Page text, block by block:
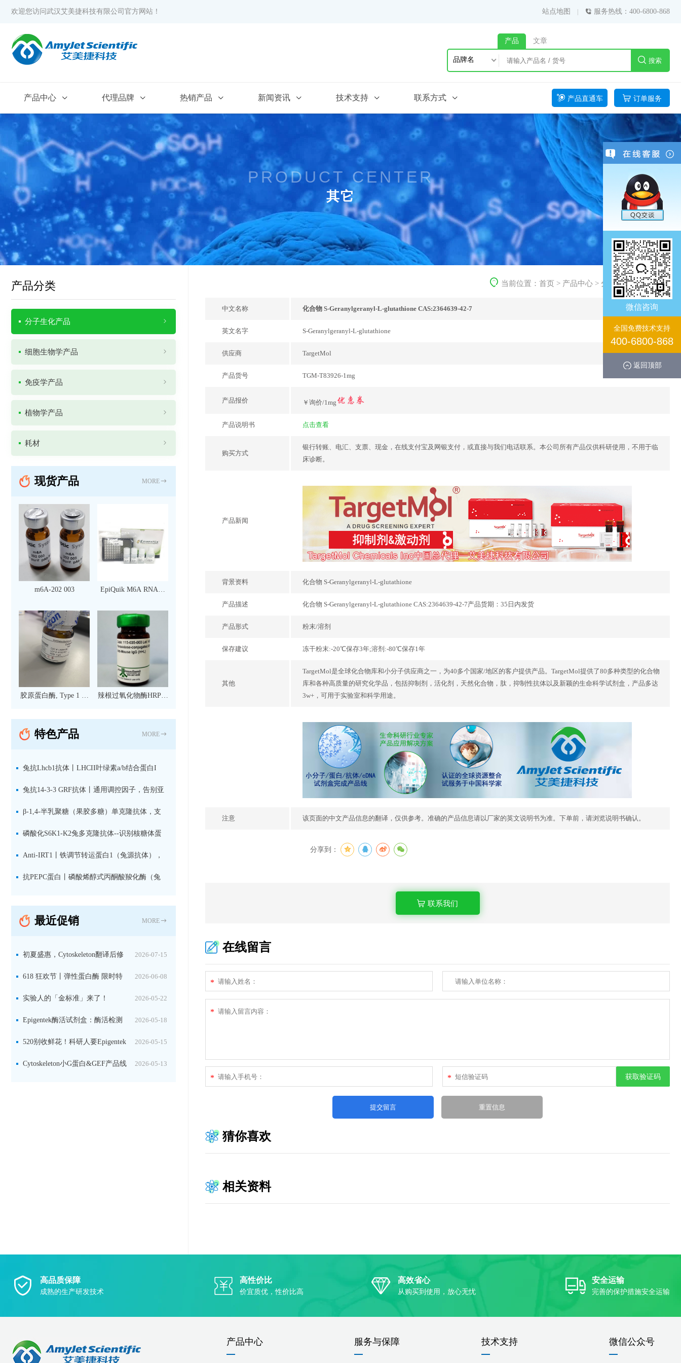
欢迎您访问武汉艾美捷科技有限公司官方网站！ 站点地图 服务热线：400-6800-868
产品 文章
品牌名 搜索
产品中心 代理品牌 热销产品 新闻资讯 技术支持 联系方式 产品直通车 订单服务
PRODUCT CENTER
其它
当前位置： 首页 > 产品中心 > 分子生化产品>其它
中文名称 化合物 S-Geranylgeranyl-L-glutathione CAS:2364639-42-7
英文名字 S-Geranylgeranyl-L-glutathione
供应商 TargetMol
产品货号 TGM-T83926-1mg
产品报价 ￥询价/1mg
产品说明书 点击查看
购买方式
银行转账、电汇、支票、现金，在线支付宝及网银支付，或直接与我们电话联系。本公司所有产品仅供科研使用，不用于临
床诊断。
产品新闻
背景资料 化合物 S-Geranylgeranyl-L-glutathione
产品描述 化合物 S-Geranylgeranyl-L-glutathione CAS:2364639-42-7产品货期：35日内发货
产品形式 粉末/溶剂
保存建议 冻干粉末:-20℃保存3年;溶剂:-80℃保存1年
其他
TargetMol是全球化合物库和小分子供应商之一，为40多个国家/地区的客户提供产品。TargetMol提供了80多种类型的化合物
库和各种高质量的研究化学品，包括抑制剂，活化剂，天然化合物，肽，抑制性抗体以及新颖的生命科学试剂盒，产品多达
3w+，可用于实验室和科学用途。
注意 该页面的中文产品信息的翻译，仅供参考。准确的产品信息请以厂家的英文说明书为准。下单前，请浏览说明书确认。
分享到：
联系我们
在线留言
*
*
* * 获取验证码
猜你喜欢
相关资料
产品分类
分子生化产品
细胞生物学产品
免疫学产品
植物学产品
耗材
现货产品 MORE
m6A-202 003
EpiQuik M6A RNA甲
（比色法）（96 次）
胶原蛋白酶, Type 1 现
辣根过氧化物酶HRP标
IgG（H+L）二抗 现货
特色产品 MORE
兔抗Lhcb1抗体丨LHCII叶绿素a/b结合蛋白I
型：专检LHCII中含量丰富的捕光蛋白
兔抗14-3-3 GRF抗体丨通用调控因子，告别亚
型选择难题，全面捕获植物信号转导枢纽蛋白
β-1,4-半乳聚糖（果胶多糖）单克隆抗体，支
持植物细胞壁果胶多糖精细结构解析
磷酸化S6K1-K2兔多克隆抗体--识别核糖体蛋
白S6激酶同源蛋白1-2的激活状态
Anti-IRT1丨铁调节转运蛋白1（兔源抗体），
植物铁吸收与微量元素代谢研究的关键工具
抗PEPC蛋白丨磷酸烯醇式丙酮酸羧化酶（兔
固定关键酶
最近促销 MORE
2026-07-15
初夏盛惠，Cytoskeleton翻译后修
饰（PTM）产品线放价啦！ 2026-06-08
618 狂欢节丨弹性蛋白酶 限时特
惠 2026-05-22
实验人的「金标准」来了！
Jackson 二抗精选限时一口价，手慢无！2026-05-18
Epigentek酶活试剂盒：酶活检测
+抑制剂筛选双赋能，下单即赠京东卡2026-05-15
520别收鲜花！科研人要Epigentek
试剂盒+京东卡！ 2026-05-13
Cytoskeleton小G蛋白&GEF产品线
高品质保障
成熟的生产研发技术
高性价比
价宜质优，性价比高
高效省心
从购买到使用，放心无忧
安全运输
完善的保护措施安全运输
微信公众号
产品中心 服务与保障 技术支持
微信咨询
全国免费技术支持
400-6800-868
返回顶部